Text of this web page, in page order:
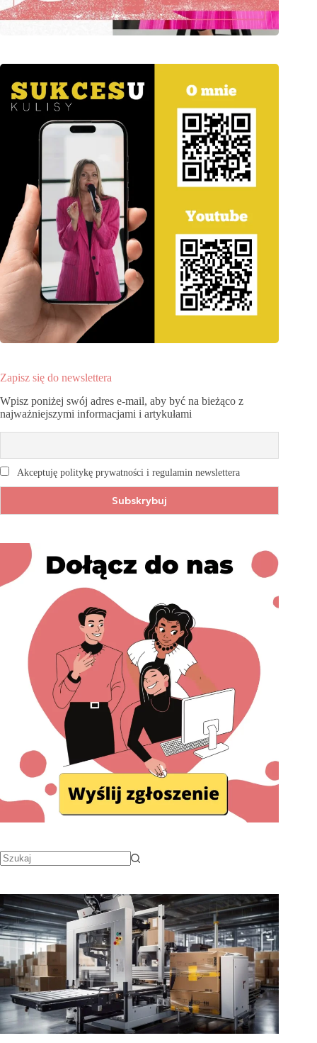
Zapisz się do newslettera
Wpisz poniżej swój adres e-mail, aby być na bieżąco z
najważniejszymi informacjami i artykułami
Akceptuję politykę prywatności i regulamin newslettera